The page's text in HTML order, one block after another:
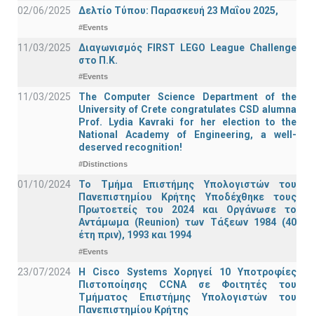
02/06/2025
Δελτίο Τύπου: Παρασκευή 23 Μαΐου 2025,
#Events
11/03/2025
Διαγωνισμός FIRST LEGO League Challenge
στο Π.Κ.
#Events
11/03/2025
The Computer Science Department of the
University of Crete congratulates CSD alumna
Prof. Lydia Kavraki for her election to the
National Academy of Engineering, a well-
deserved recognition!
#Distinctions
01/10/2024
Το Τμήμα Επιστήμης Υπολογιστών του
Πανεπιστημίου Κρήτης Υποδέχθηκε τους
Πρωτοετείς του 2024 και Οργάνωσε το
Αντάμωμα (Reunion) των Τάξεων 1984 (40
έτη πριν), 1993 και 1994
#Events
23/07/2024
Η Cisco Systems Χορηγεί 10 Υποτροφίες
Πιστοποίησης CCNA σε Φοιτητές του
Τμήματος Επιστήμης Υπολογιστών του
Πανεπιστημίου Κρήτης